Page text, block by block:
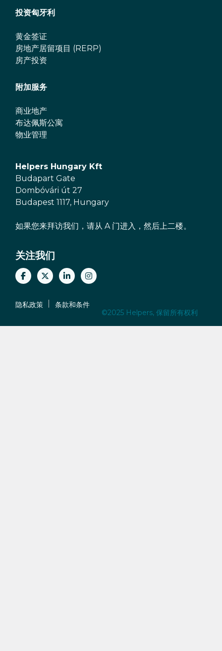
投资匈牙利
黄金签证
房地产居留项目 (RERP)
房产投资
附加服务
商业地产
布达佩斯公寓
物业管理
Helpers Hungary Kft
Budapart Gate
Dombóvári út 27
Budapest 1117, Hungary
如果您来拜访我们，请从 A 门进入，然后上二楼。
关注我们
隐私政策
条款和条件
©2025 Helpers, 保留所有权利